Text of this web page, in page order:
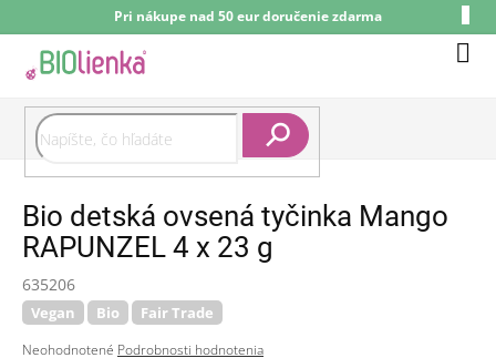
na
obsah
Pri nákupe nad 50 eur doručenie zdarma
Bio detská ovsená tyčinka Mango
RAPUNZEL 4 x 23 g
635206
Vegan Bio Fair Trade
Priemerné
Neohodnotené Podrobnosti hodnotenia